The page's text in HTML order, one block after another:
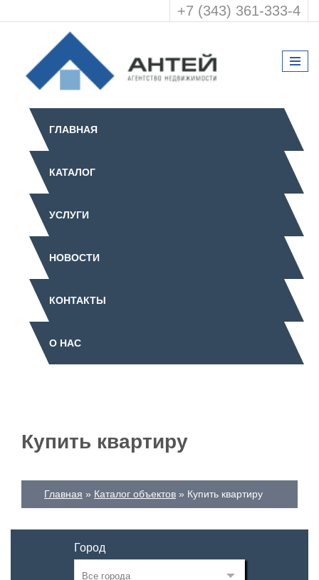
+7 (343) 361-333-4
ГЛАВНАЯ
КАТАЛОГ
УСЛУГИ
НОВОСТИ
КОНТАКТЫ
О НАС
Купить квартиру
Главная Каталог объектов Купить квартиру
Город